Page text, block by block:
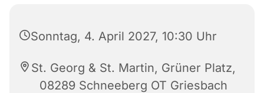
Sonntag, 4. April 2027, 10:30 Uhr
St. Georg & St. Martin, Grüner Platz,
08289 Schneeberg OT Griesbach